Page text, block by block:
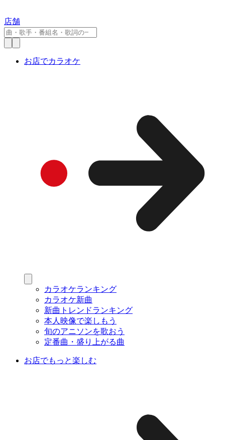
店舗
お店でカラオケ
カラオケランキング
カラオケ新曲
新曲トレンドランキング
本人映像で楽しもう
旬のアニソンを歌おう
定番曲・盛り上がる曲
お店でもっと楽しむ